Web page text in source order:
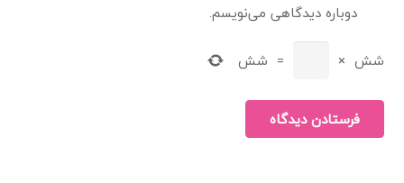
دوباره دیدگاهی می‌نویسم.
شش ×
= شش
فرستادن دیدگاه